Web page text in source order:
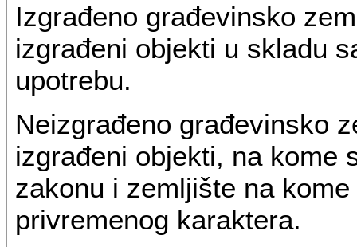
Izgrađeno građevinsko
izgrađeni objekti u skladu
upotrebu.
Neizgrađeno građevinsko
izgrađeni objekti, na kome
zakonu i zemljište na
privremenog karaktera.